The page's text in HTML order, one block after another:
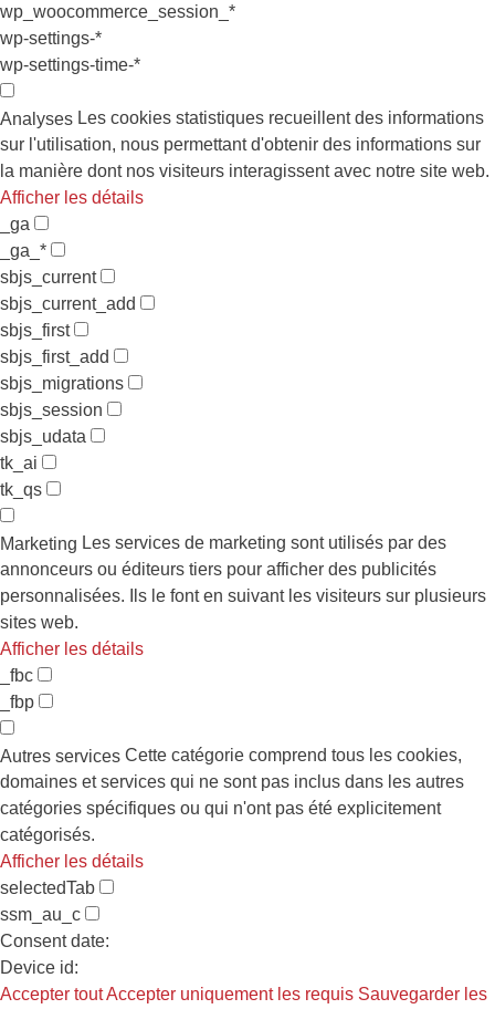
wp_woocommerce_session_*
wp-settings-*
wp-settings-time-*
Analyses Les cookies statistiques recueillent des informations
sur l'utilisation, nous permettant d'obtenir des informations sur
la manière dont nos visiteurs interagissent avec notre site web.
Afficher les détails
_ga
_ga_*
sbjs_current
sbjs_current_add
sbjs_first
sbjs_first_add
sbjs_migrations
sbjs_session
sbjs_udata
tk_ai
tk_qs
Marketing Les services de marketing sont utilisés par des
annonceurs ou éditeurs tiers pour afficher des publicités
personnalisées. Ils le font en suivant les visiteurs sur plusieurs
sites web.
Afficher les détails
_fbc
_fbp
Autres services Cette catégorie comprend tous les cookies,
domaines et services qui ne sont pas inclus dans les autres
catégories spécifiques ou qui n'ont pas été explicitement
catégorisés.
Afficher les détails
selectedTab
ssm_au_c
Consent date:
Device id:
Accepter toutAccepter uniquement les requis Sauvegarder les